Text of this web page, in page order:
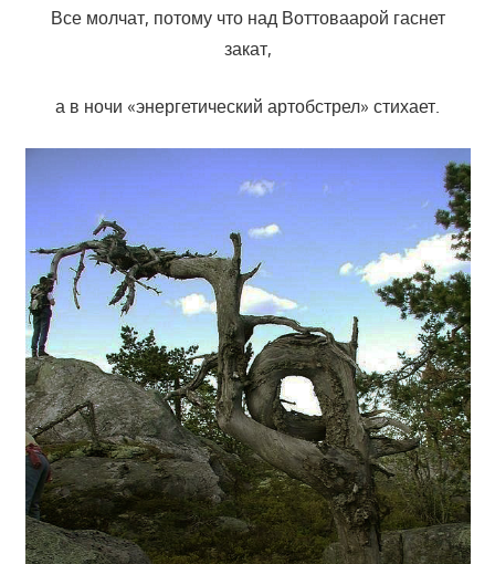
Все молчат, потому что над Воттоваарой гаснет
закат,
а в ночи «энергетический артобстрел» стихает.